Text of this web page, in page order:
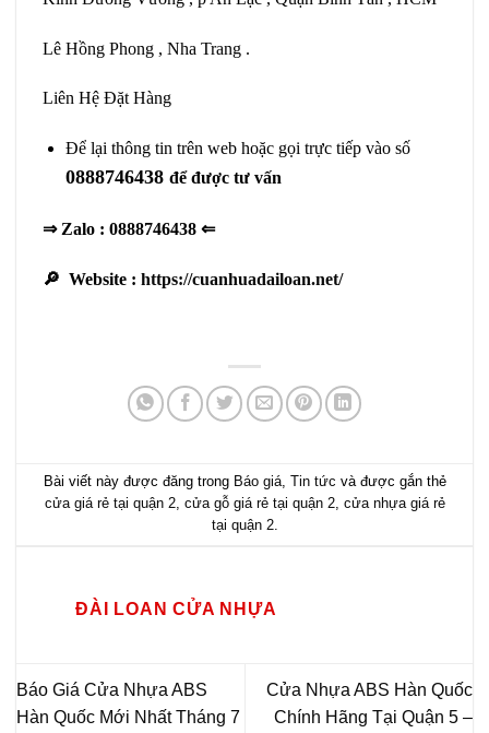
Lê Hồng Phong , Nha Trang .
Liên Hệ Đặt Hàng
Để lại thông tin trên web hoặc gọi trực tiếp vào số
0888746438 để được tư vấn
⇒ Zalo : 0888746438 ⇐
🔎 Website : https://cuanhuadailoan.net/
Bài viết này được đăng trong Báo giá, Tin tức và được gắn thẻ
cửa giá rẻ tại quận 2, cửa gỗ giá rẻ tại quận 2, cửa nhựa giá rẻ
tại quận 2.
ĐÀI LOAN CỬA NHỰA
Báo Giá Cửa Nhựa ABS
Hàn Quốc Mới Nhất Tháng 7
Cửa Nhựa ABS Hàn Quốc
Chính Hãng Tại Quận 5 –